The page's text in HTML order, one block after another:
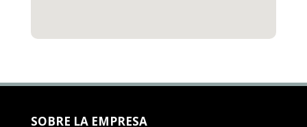
SOBRE LA EMPRESA